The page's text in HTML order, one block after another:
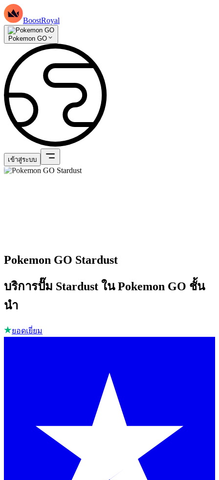
BoostRoyal
Pokemon GO
เข้าสู่ระบบ
Pokemon GO Stardust
บริการปั๊ม Stardust ใน Pokemon GO ชั้น
นำ
ยอดเยี่ยม